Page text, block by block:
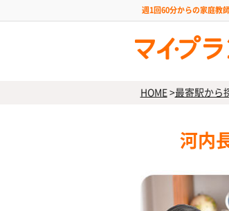
週1回60分からの家庭教
HOME>最寄駅から
河内